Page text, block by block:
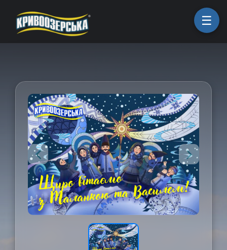
ㅤПродукція
ㅤПро компанію
ㅤКоманда
ㅤКар'єра